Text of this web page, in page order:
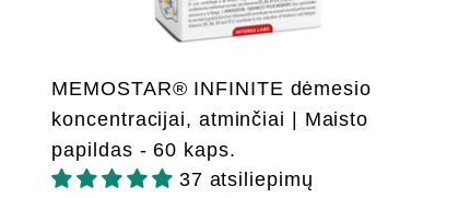
MEMOSTAR® INFINITE dėmesio
koncentracijai, atminčiai | Maisto
papildas - 60 kaps.
37 atsiliepimų